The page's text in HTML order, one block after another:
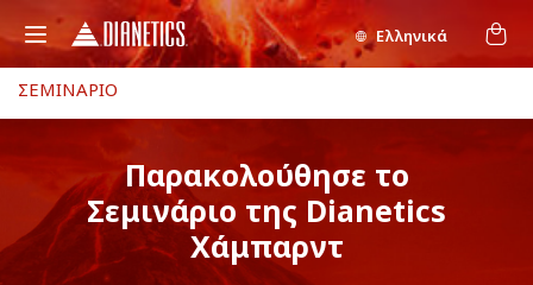
Ελληνικά
ΣΕΜΙΝΑΡΙΟ
Παρακολούθησε το
Σεμινάριο της Dianetics
Χάμπαρντ